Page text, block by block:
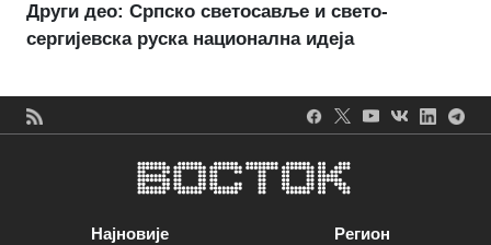
Други део: Српско светосавље и свето-
сергијевска руска национална идеја
Најновије
Регион